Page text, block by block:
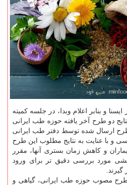
و بنابر اعلام وبدا، در جلسه کمیته
دو طرح آخر یافته حوزه طب ایرانی
ارسال شده توسط دفتر طب ایرانی
و با عنایت به نتایج مطلوب این طرح
و کاهش زمان بستری آنها، مقرر
مورد بررسی دقیق تر برای ورود
گیرند.
است، از مجموع ۸۵ طرح مصوب حوزه طب ایرانی، گیاهی و